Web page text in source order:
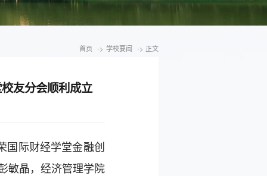
首页 -> 学校要闻 -> 正文
友分会顺利成立
国际财经学堂金融创
敏晶，经济管理学院